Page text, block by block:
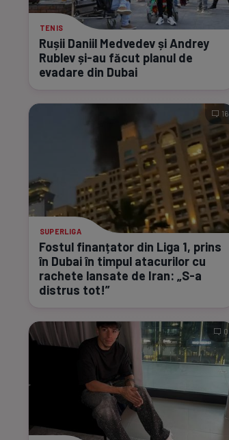
TENIS
Rușii Daniil Medvedev și Andrey
Rublevși-au făcut planul de
evadare din Dubai
SUPERLIGA
Fostul finanțator din Liga 1, prins
în Dubai în timpul atacurilor cu
rachete lansate de Iran: „S-a
distrus tot!”
16
0